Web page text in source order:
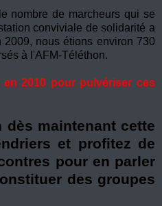
nombre de marcheurs qui se
conviviale de solidarité a
2009, nous étions environ 730
à l'AFM-Téléthon.
2010 pour pulvériser ces
dès maintenant cette
et profitez de
pour en parler
des groupes